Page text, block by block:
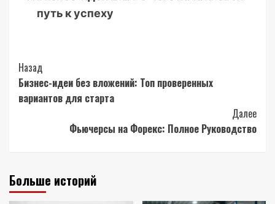
путь к успеху
Post
Navigation
Назад
Бизнес-идеи без вложений: Топ проверенных
вариантов для старта
Далее
Фьючерсы на Форекс: Полное Руководство
Больше историй